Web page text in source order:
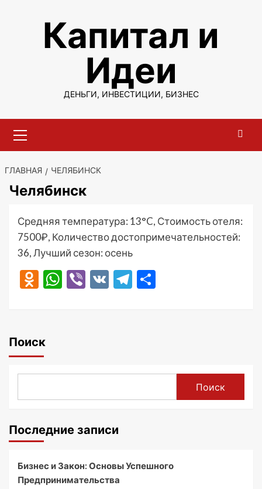
содержимомуКапитал и
Идеи
ДЕНЬГИ, ИНВЕСТИЦИИ, БИЗНЕС
меню
ГЛАВНАЯ ЧЕЛЯБИНСК
Челябинск
Средняя температура: 13°C, Стоимость отеля:
7500₽, Количество достопримечательностей:
36, Лучший сезон: осень
Odnoklassniki
WhatsApp
Viber
VK Telegram
Поиск
Поиск
Последние записи
Бизнес и Закон: Основы Успешного
Предпринимательства